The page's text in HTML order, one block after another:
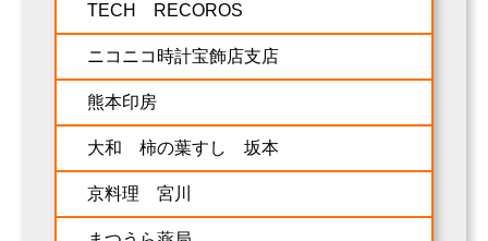
TECH RECOROS
ニコニコ時計宝飾店支店
熊本印房
大和 柿の葉すし 坂本
京料理 宮川